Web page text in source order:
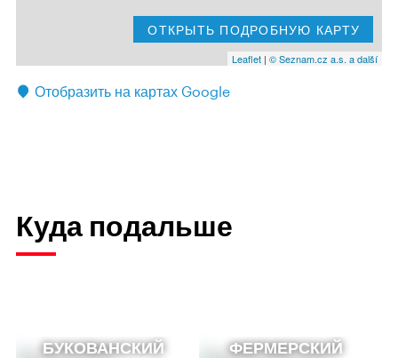
ОТКРЫТЬ ПОДРОБНУЮ КАРТУ
Leaflet | © Seznam.cz a.s. a další
Отобразить на картах Google
Куда подальше
БУКОВАНСКИЙ
ФЕРМЕРСКИЙ